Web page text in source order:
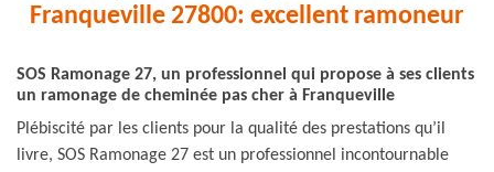
Franqueville 27800: excellent ramoneur
SOS Ramonage 27, un professionnel qui propose à ses clients
un ramonage de cheminée pas cher à Franqueville
Plébiscité par les clients pour la qualité des prestations qu’il
livre, SOS Ramonage 27 est un professionnel incontournable